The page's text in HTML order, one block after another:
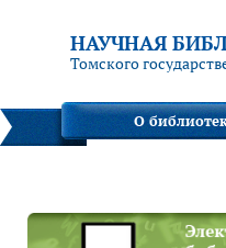
НАУЧНАЯ
Томского
О